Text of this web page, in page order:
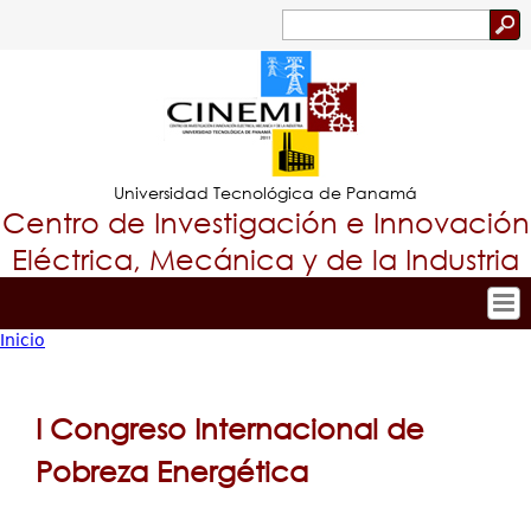
Jump to navigation
Formulario
de
búsqueda
Universidad Tecnológica de Panamá
Centro de Investigación e Innovación
Eléctrica, Mecánica y de la Industria
Tropical
Principal
Investigación y Desarrollo
Proyectos de Investigación
está
aquí
Inicio
I Congreso Internacional de
Pobreza Energética